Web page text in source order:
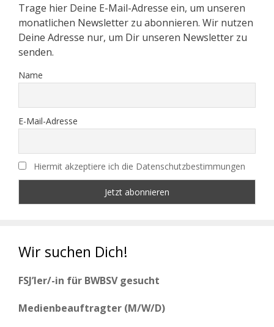
Trage hier Deine E-Mail-Adresse ein, um unseren
monatlichen Newsletter zu abonnieren. Wir nutzen
Deine Adresse nur, um Dir unseren Newsletter zu
senden.
Name
E-Mail-Adresse
Hiermit akzeptiere ich die Datenschutzbestimmungen
Wir suchen Dich!
FSJ’ler/-in für BWBSV gesucht
Medienbeauftragter (M/W/D)